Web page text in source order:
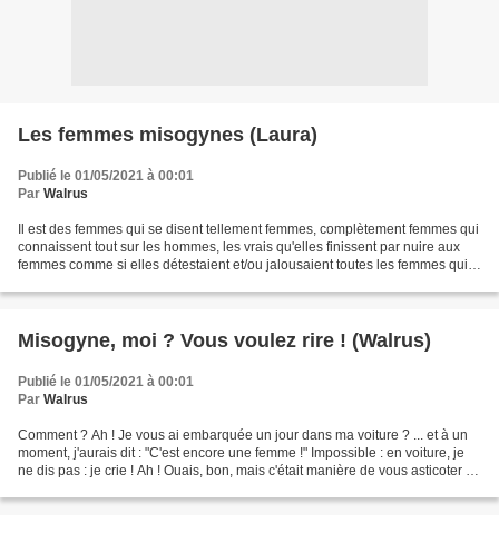
Les femmes misogynes (Laura)
Publié le 01/05/2021 à 00:01
Par Walrus
Il est des femmes qui se disent tellement femmes, complètement femmes qui
connaissent tout sur les hommes, les vrais qu'elles finissent par nuire aux
femmes comme si elles détestaient et/ou jalousaient toutes les femmes qui
Misogyne, moi ? Vous voulez rire ! (Walrus)
Publié le 01/05/2021 à 00:01
Par Walrus
Comment ? Ah ! Je vous ai embarquée un jour dans ma voiture ? ... et à un
moment, j'aurais dit : "C'est encore une femme !" Impossible : en voiture, je
ne dis pas : je crie ! Ah ! Ouais, bon, mais c'était manière de vous asticoter un